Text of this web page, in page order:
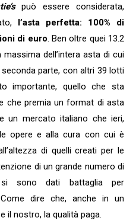
può essere considerata,
l’asta perfetta: 100% di
di euro . Ben oltre quei 13.2
dell’intera asta di cui
parte, con altri 39 lotti
importante, quello che sta
che premia un format di asta
un mercato italiano che ieri,
opere e alla cura con cui è
di quelli creati per le
di un grande numero di
sono dati battaglia per
dire che, anche in un
il nostro, la qualità paga.